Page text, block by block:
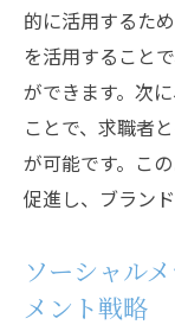
的に活用するた
を活用すること
ができます。次
ことで、求職者
が可能です。こ
促進し、ブラン
ソーシャル
メント戦略